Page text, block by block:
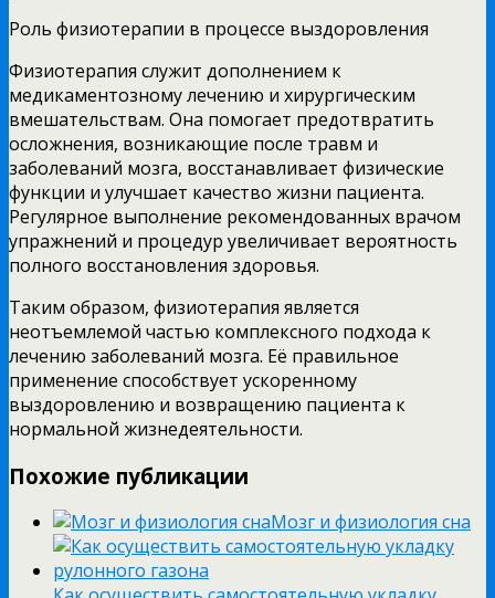
Роль физиотерапии в процессе выздоровления
Физиотерапия служит дополнением к
медикаментозному лечению и хирургическим
вмешательствам. Она помогает предотвратить
осложнения, возникающие после травм и
заболеваний мозга, восстанавливает физические
функции и улучшает качество жизни пациента.
Регулярное выполнение рекомендованных врачом
упражнений и процедур увеличивает вероятность
полного восстановления здоровья.
Таким образом, физиотерапия является
неотъемлемой частью комплексного подхода к
лечению заболеваний мозга. Её правильное
применение способствует ускоренному
выздоровлению и возвращению пациента к
нормальной жизнедеятельности.
Похожие публикации
Мозг и физиология сна